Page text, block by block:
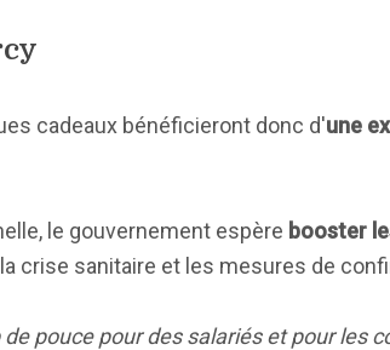
cadeaux bénéficieront donc d'une
le gouvernement espère booster
la crise sanitaire et les mesures de
pouce pour des salariés et pour les